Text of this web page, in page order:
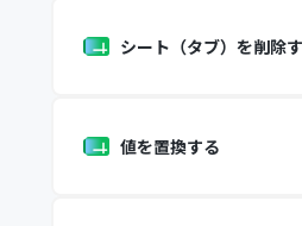
シート（タブ）を削除
値を置換する